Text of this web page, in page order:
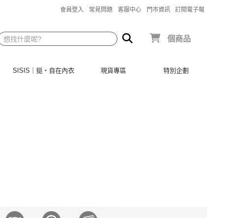
會員登入 常見問題 客服中心 門市資訊 訂閱電子報
個商品
SISIS｜挺‧自在內衣 現貨專區 特別企劃